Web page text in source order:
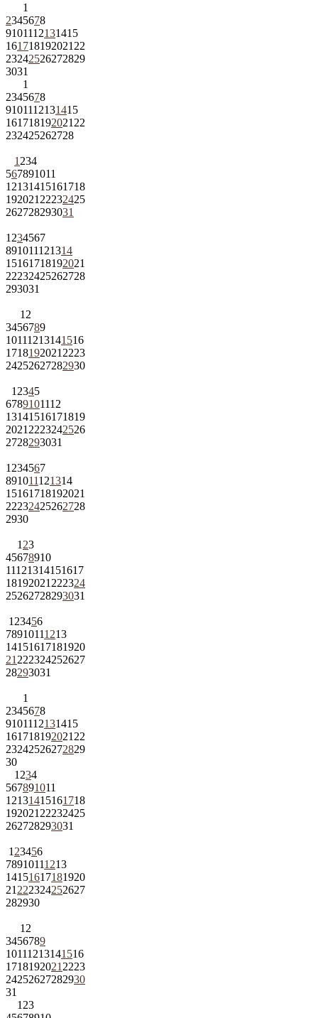
1
2345678
9101112131415
161718192021 22
23242526272829
3031
1
2345678
9101112131415
161718192021 22
232425262728
1 234
567891011
12131415161718
192021 22232425
262728293031
1 234567
891011121314
15161718192021
22232425262728
293031
1 2
3456789
10111213141516
1718192021 2223
24252627282930
1 2345
6789101112
13141516171819
2021 2223242526
2728293031
1 234567
891011121314
15161718192021
22232425262728
2930
1 23
45678910
11121314151617
18192021 222324
25262728293031
1 23456
78910111213
14151617181920
21 222324252627
28293031
1
2345678
9101112131415
161718192021 22
23242526272829
30
1 234
567891011
12131415161718
192021 22232425
262728293031
1 23456
78910111213
14151617181920
21 222324252627
282930
1 2
3456789
10111213141516
1718192021 2223
24252627282930
31
1 23